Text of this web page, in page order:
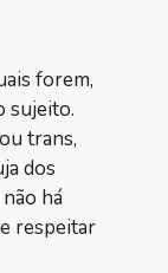
forem,
sujeito.
trans,
dos
há
respeitar